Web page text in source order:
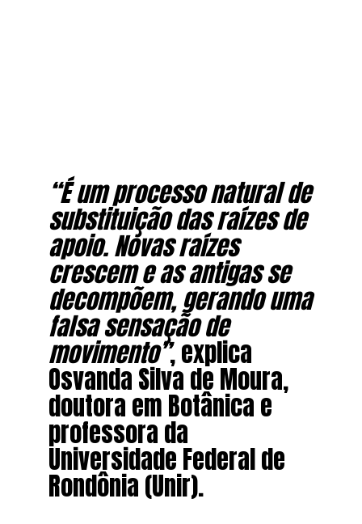
“É um processo natural de
substituição das raízes de
apoio. Novas raízes
crescem e as antigas se
decompõem, gerando uma
falsa sensação de
movimento”, explica
Osvanda Silva de Moura,
doutora em Botânica e
professora da
Universidade Federal de
Rondônia (Unir).